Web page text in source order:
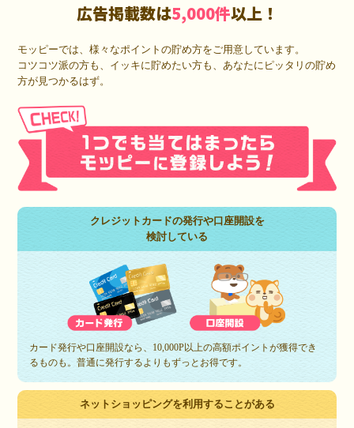
広告掲載数は5,000件以上！
モッピーでは、様々なポイントの貯め方をご用意しています。
コツコツ派の方も、イッキに貯めたい方も、あなたにピッタリの貯め
方が見つかるはず。
クレジットカードの発行や口座開設を
検討している
カード発行や口座開設なら、10,000P以上の高額ポイントが獲得でき
るものも。普通に発行するよりもずっとお得です。
ネットショッピングを利用することがある